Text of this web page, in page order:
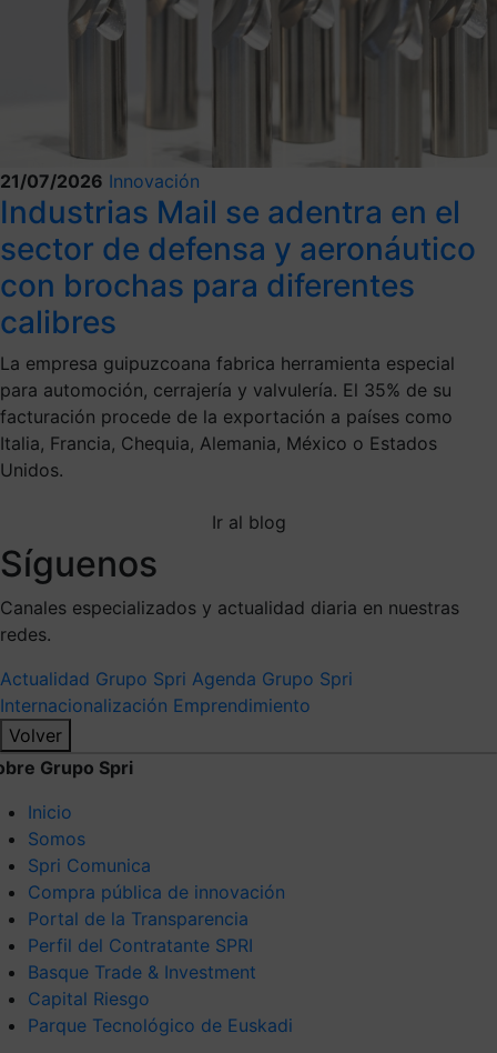
21/07/2026 Innovación
Industrias Mail se adentra en el
sector de defensa y aeronáutico
con brochas para diferentes
calibres
La empresa guipuzcoana fabrica herramienta especial
para automoción, cerrajería y valvulería. El 35% de su
facturación procede de la exportación a países como
Italia, Francia, Chequia, Alemania, México o Estados
Unidos.
Ir al blog
Síguenos
Canales especializados y actualidad diaria en nuestras
redes.
Actualidad Grupo Spri Agenda Grupo Spri
Internacionalización Emprendimiento
Volver
Grupo Spri
Inicio
Somos
Spri Comunica
Compra pública de innovación
Portal de la Transparencia
Perfil del Contratante SPRI
Basque Trade & Investment
Capital Riesgo
Parque Tecnológico de Euskadi